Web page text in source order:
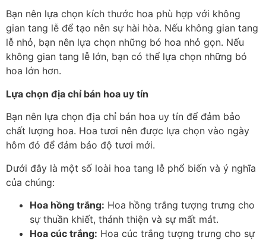
Bạn nên lựa chọn kích thước hoa phù hợp với không
gian tang lễ để tạo nên sự hài hòa. Nếu không gian tang
lễ nhỏ, bạn nên lựa chọn những bó hoa nhỏ gọn. Nếu
không gian tang lễ lớn, bạn có thể lựa chọn những bó
hoa lớn hơn.
Lựa chọn địa chỉ bán hoa uy tín
Bạn nên lựa chọn địa chỉ bán hoa uy tín để đảm bảo
chất lượng hoa. Hoa tươi nên được lựa chọn vào ngày
hôm đó để đảm bảo độ tươi mới.
Dưới đây là một số loài hoa tang lễ phổ biến và ý nghĩa
của chúng:
Hoa hồng trắng: Hoa hồng trắng tượng trưng cho
sự thuần khiết, thánh thiện và sự mất mát.
Hoa cúc trắng: Hoa cúc trắng tượng trưng cho sự